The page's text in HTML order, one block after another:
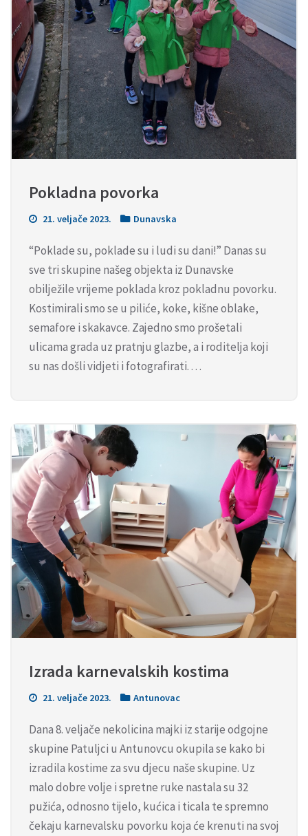
Pokladna povorka
21. veljače 2023. Dunavska
“Poklade su, poklade su i ludi su dani!” Danas su
sve tri skupine našeg objekta iz Dunavske
obilježile vrijeme poklada kroz pokladnu povorku.
Kostimirali smo se u piliće, koke, kišne oblake,
semafore i skakavce. Zajedno smo prošetali
ulicama grada uz pratnju glazbe, a i roditelja koji
su nas došli vidjeti i fotografirati. . . .
Izrada karnevalskih kostima
21. veljače 2023. Antunovac
Dana 8. veljače nekolicina majki iz starije odgojne
skupine Patuljci u Antunovcu okupila se kako bi
izradila kostime za svu djecu naše skupine. Uz
malo dobre volje i spretne ruke nastala su 32
pužića, odnosno tijelo, kućica i ticala te spremno
čekaju karnevalsku povorku koja će krenuti na svoj